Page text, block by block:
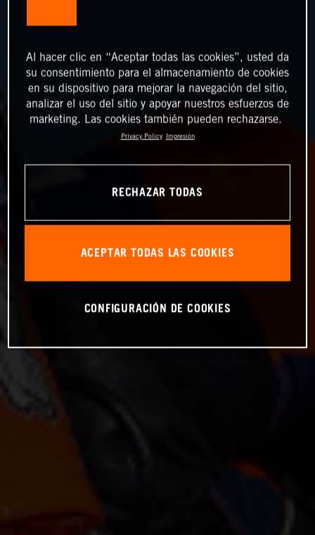
Al hacer clic en “Aceptar todas las cookies”, usted da
su consentimiento para el almacenamiento de cookies
en su dispositivo para mejorar la navegación del sitio,
analizar el uso del sitio y apoyar nuestros esfuerzos de
marketing. Las cookies también pueden rechazarse.
Privacy Policy Impresión
RECHAZAR TODAS
ACEPTAR TODAS LAS COOKIES
CONFIGURACIÓN DE COOKIES